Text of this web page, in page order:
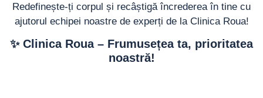
Redefinește-ți corpul și recâștigă încrederea în tine cu
ajutorul echipei noastre de experți de la Clinica Roua!
✨ Clinica Roua – Frumusețea ta, prioritatea
noastră!